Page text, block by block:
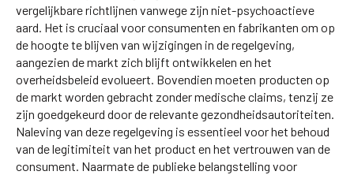
vergelijkbare richtlijnen vanwege zijn niet-psychoactieve
aard. Het is cruciaal voor consumenten en fabrikanten om op
de hoogte te blijven van wijzigingen in de regelgeving,
aangezien de markt zich blijft ontwikkelen en het
overheidsbeleid evolueert. Bovendien moeten producten op
de markt worden gebracht zonder medische claims, tenzij ze
zijn goedgekeurd door de relevante gezondheidsautoriteiten.
Naleving van deze regelgeving is essentieel voor het behoud
van de legitimiteit van het product en het vertrouwen van de
consument. Naarmate de publieke belangstelling voor